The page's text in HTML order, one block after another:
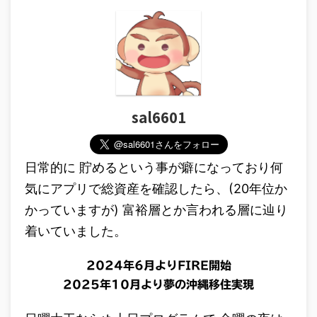
sal6601
日常的に 貯めるという事が癖になっており何
気にアプリで総資産を確認したら、(20年位か
かっていますが) 富裕層とか言われる層に辿り
着いていました。
2024年6月よりFIRE開始
2025年10月より夢の沖縄移住実現